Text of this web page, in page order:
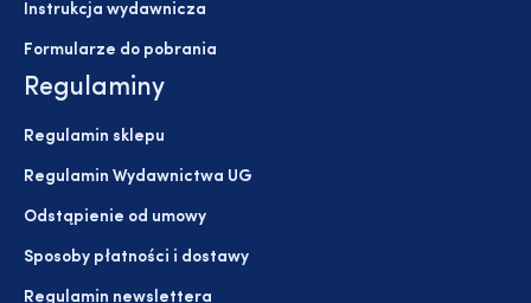
Instrukcja wydawnicza
Formularze do pobrania
Regulaminy
Regulamin sklepu
Regulamin Wydawnictwa UG
Odstąpienie od umowy
Sposoby płatności i dostawy
Regulamin newslettera